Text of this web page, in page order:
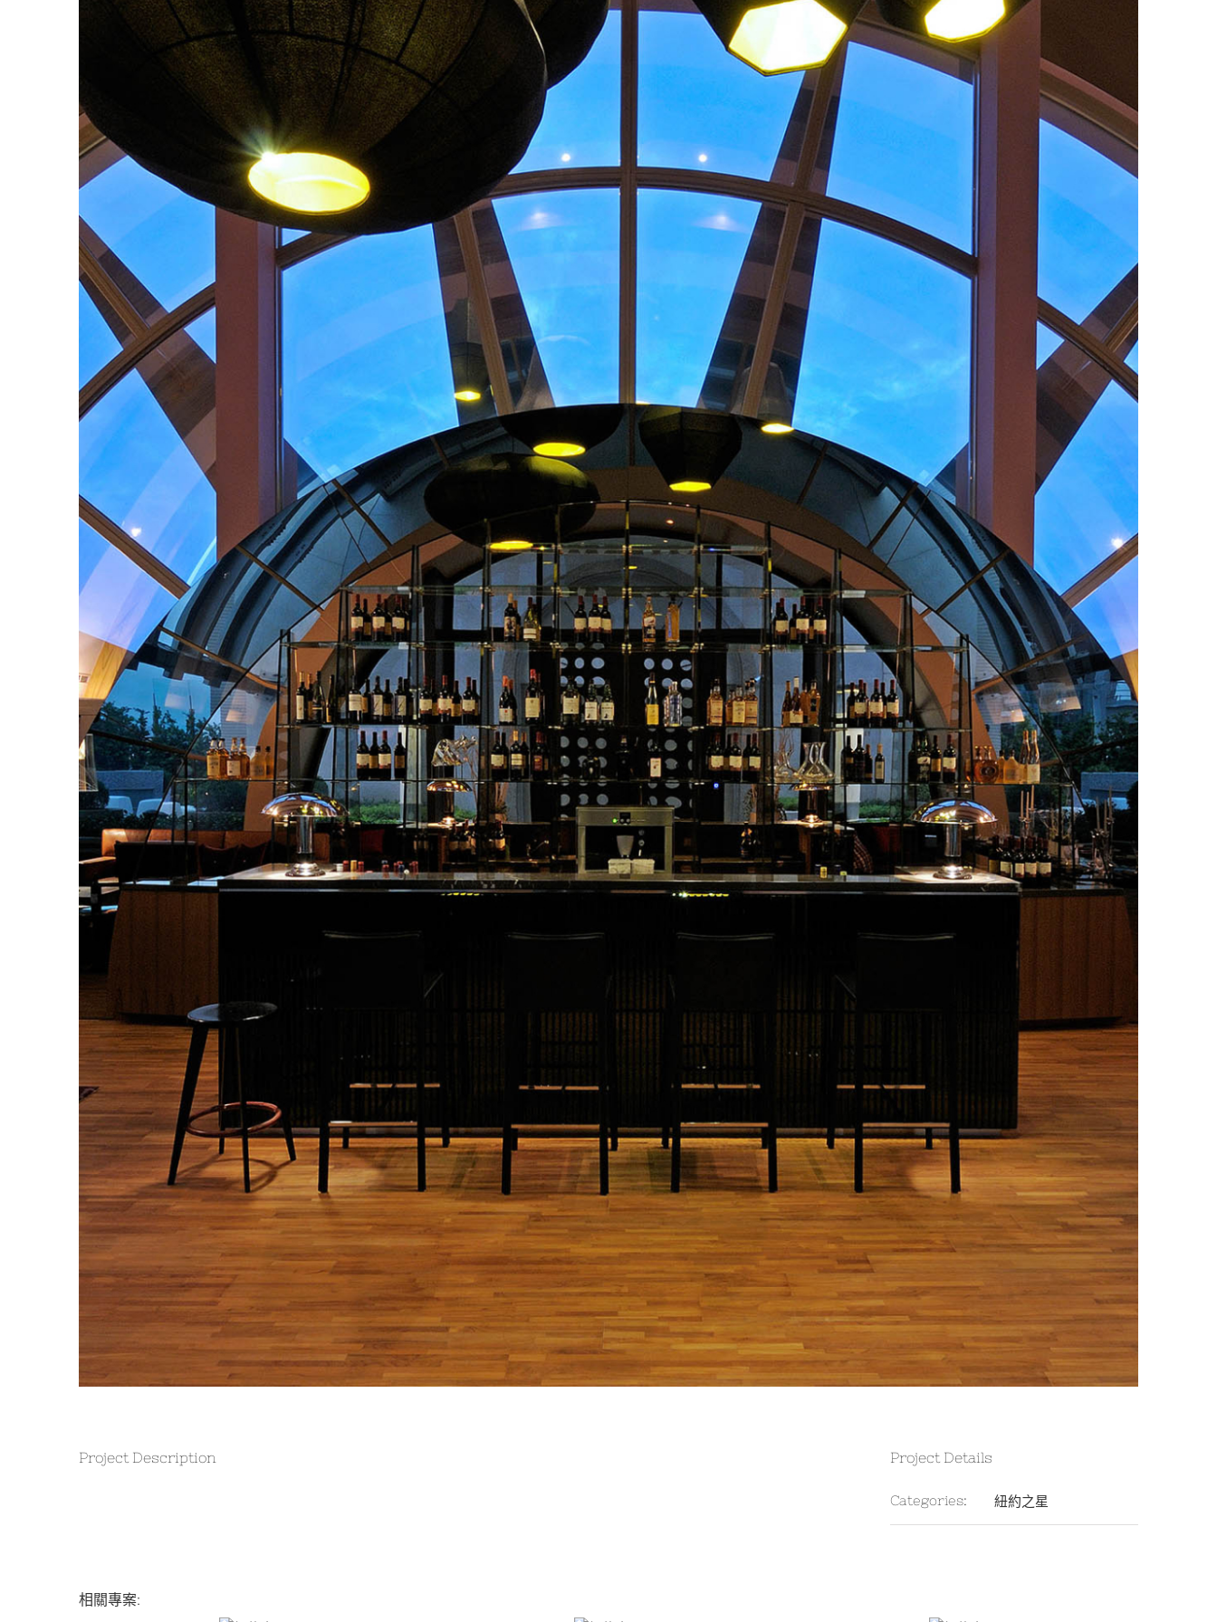
Project Description Project Details
Categories: 紐約之星
相關專案: